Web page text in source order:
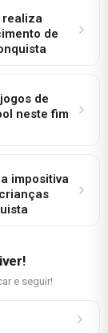
realiza
de
de
neste fim
impositiva
e seguir!